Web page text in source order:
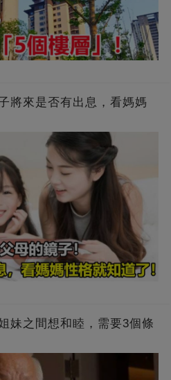
將來是否有出息，看媽媽
妹之間想和睦，需要3個條